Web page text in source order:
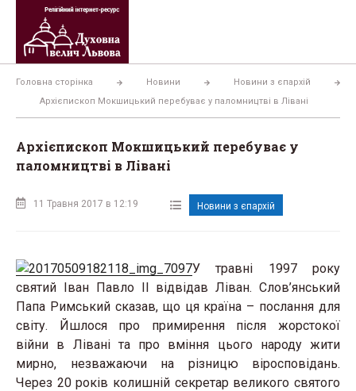
Перейти
вмісту
Головна сторінка Новини
Новини з єпархій
Архієпископ Мокшицький перебуває у паломництві в Лівані
Архієпископ Мокшицький перебуває у
паломництві в Лівані
11 Травня 2017 в 12:19 Новини з єпархій
У травні 1997 року
святий Іван Павло ІІ відвідав Ліван. Слов’янський
Папа Римський сказав, що ця країна – послання для
світу. Йшлося про примирення після жорстокої
війни в Лівані та про вміння цього народу жити
мирно, незважаючи на різницю віросповідань.
Через 20 років колишній секретар великого святого